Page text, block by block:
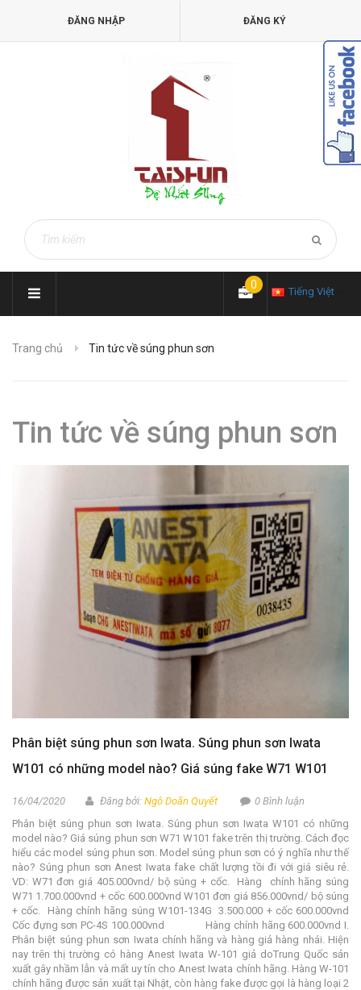
ĐĂNG NHẬP ĐĂNG KÝ
Tiếng Việt
0
Trang chủ Tin tức về súng phun sơn
Tin tức về súng phun sơn
Phân biệt súng phun sơn Iwata. Súng phun sơn Iwata
W101 có những model nào? Giá súng fake W71 W101
16/04/2020 Đăng bởi: Ngô Doãn Quyết
0 Bình luận
Phân biệt súng phun sơn Iwata. Súng phun sơn Iwata W101 có những
model nào? Giá súng phun sơn W71 W101 fake trên thị trường. Cách đọc
hiểu các model súng phun sơn. Model súng phun sơn có ý nghĩa như thế
nào? Súng phun sơn Anest Iwata fake chất lượng tồi đi với giá siêu rẻ.
VD: W71 đơn giá 405.000vnd/ bộ súng + cốc. Hàng chính hãng súng
W71 1.700.000vnd + cốc 600.000vnd W101 đơn giá 856.000vnd/ bộ súng
+ cốc. Hàng chính hãng súng W101-134G 3.500.000 + cốc 600.000vnd
Cốc đựng sơn PC-4S 100.000vnd Hàng chính hãng 600.000vnd I.
Phân biệt súng phun sơn Iwata chính hãng và hàng giả hàng nhái. Hiện
nay trên thị trường có hàng Anest Iwata W-101 giả doTrung Quốc sản
xuất gây nhầm lẫn và mất uy tín cho Anest Iwata chính hãng. Hàng W-101
chính hãng được sản xuất tại Nhật, còn hàng fake được gọi là hàng loại 2